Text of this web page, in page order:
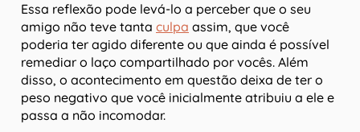
Essa reflexão pode levá-lo a perceber que o seu
amigo não teve tanta culpa assim, que você
poderia ter agido diferente ou que ainda é possível
remediar o laço compartilhado por vocês. Além
disso, o acontecimento em questão deixa de ter o
peso negativo que você inicialmente atribuiu a ele e
passa a não incomodar.